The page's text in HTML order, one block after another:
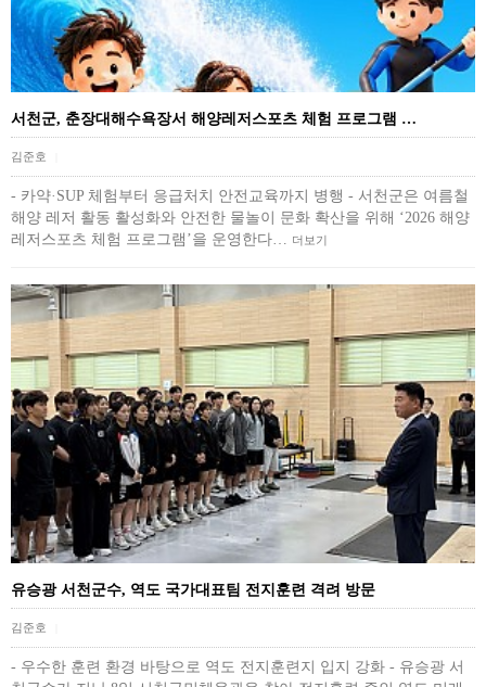
서천군, 춘장대해수욕장서 해양레저스포츠 체험 프로그램 …
김준호
- 카약·SUP 체험부터 응급처치 안전교육까지 병행 - 서천군은 여름철
해양 레저 활동 활성화와 안전한 물놀이 문화 확산을 위해 ‘2026 해양
레저스포츠 체험 프로그램’을 운영한다…
더보기
유승광 서천군수, 역도 국가대표팀 전지훈련 격려 방문
김준호
- 우수한 훈련 환경 바탕으로 역도 전지훈련지 입지 강화 - 유승광 서